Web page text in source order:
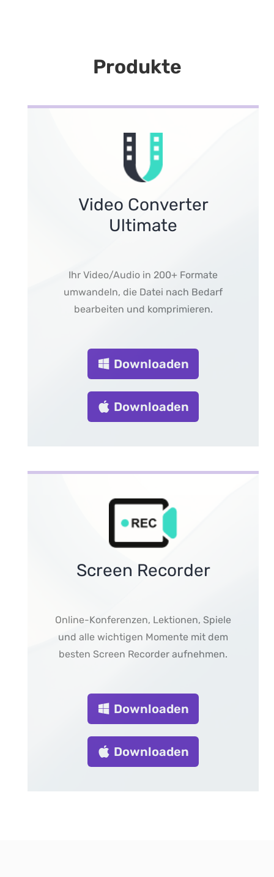
Produkte
Video Converter
Ultimate
Ihr Video/Audio in 200+ Formate
umwandeln, die Datei nach Bedarf
bearbeiten und komprimieren.
Downloaden
Downloaden
Screen Recorder
Online-Konferenzen, Lektionen, Spiele
und alle wichtigen Momente mit dem
besten Screen Recorder aufnehmen.
Downloaden
Downloaden